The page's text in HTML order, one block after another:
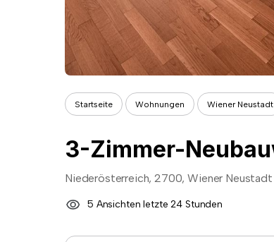
Startseite Wohnungen Wiener Neustadt
Niederösterreich, 2700, Wiener Neustadt
5 Ansichten letzte 24 Stunden